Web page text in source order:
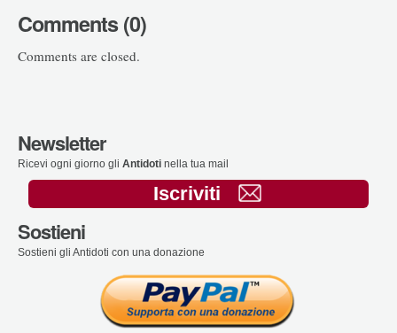
Comments (0)
Comments are closed.
Newsletter
Ricevi ogni giorno gli Antidoti nella tua mail
Iscriviti
Sostieni
Sostieni gli Antidoti con una donazione